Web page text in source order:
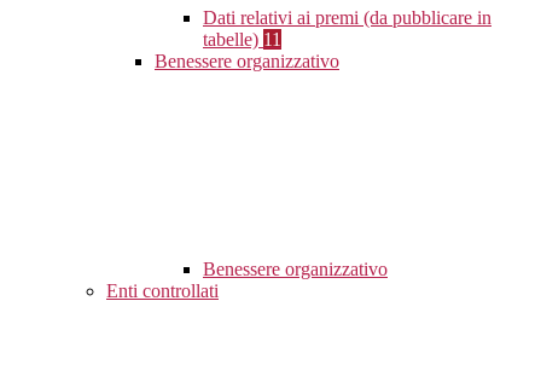
Dati relativi ai premi (da pubblicare in
tabelle) 11
Benessere organizzativo
Benessere organizzativo
Enti controllati